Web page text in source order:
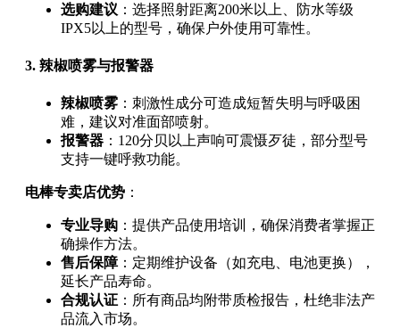
选购建议 ：选择照射距离200米以上、防水等级
IPX5以上的型号，确保户外使用可靠性。
3. 辣椒喷雾与报警器
辣椒喷雾 ：刺激性成分可造成短暂失明与呼吸困
难，建议对准面部喷射。
报警器 ：120分贝以上声响可震慑歹徒，部分型号
支持一键呼救功能。
电棒专卖店优势 ：
专业导购 ：提供产品使用培训，确保消费者掌握正
确操作方法。
售后保障：定期维护设备（如充电、电池更换），
延长产品寿命。
合规认证 ：所有商品均附带质检报告，杜绝非法产
品流入市场。